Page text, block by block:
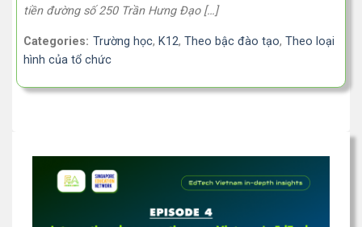
tiền đường số 250 Trần Hưng Đạo […]
Categories: Trường học, K12, Theo bậc đào tạo, Theo loại
hình của tổ chức